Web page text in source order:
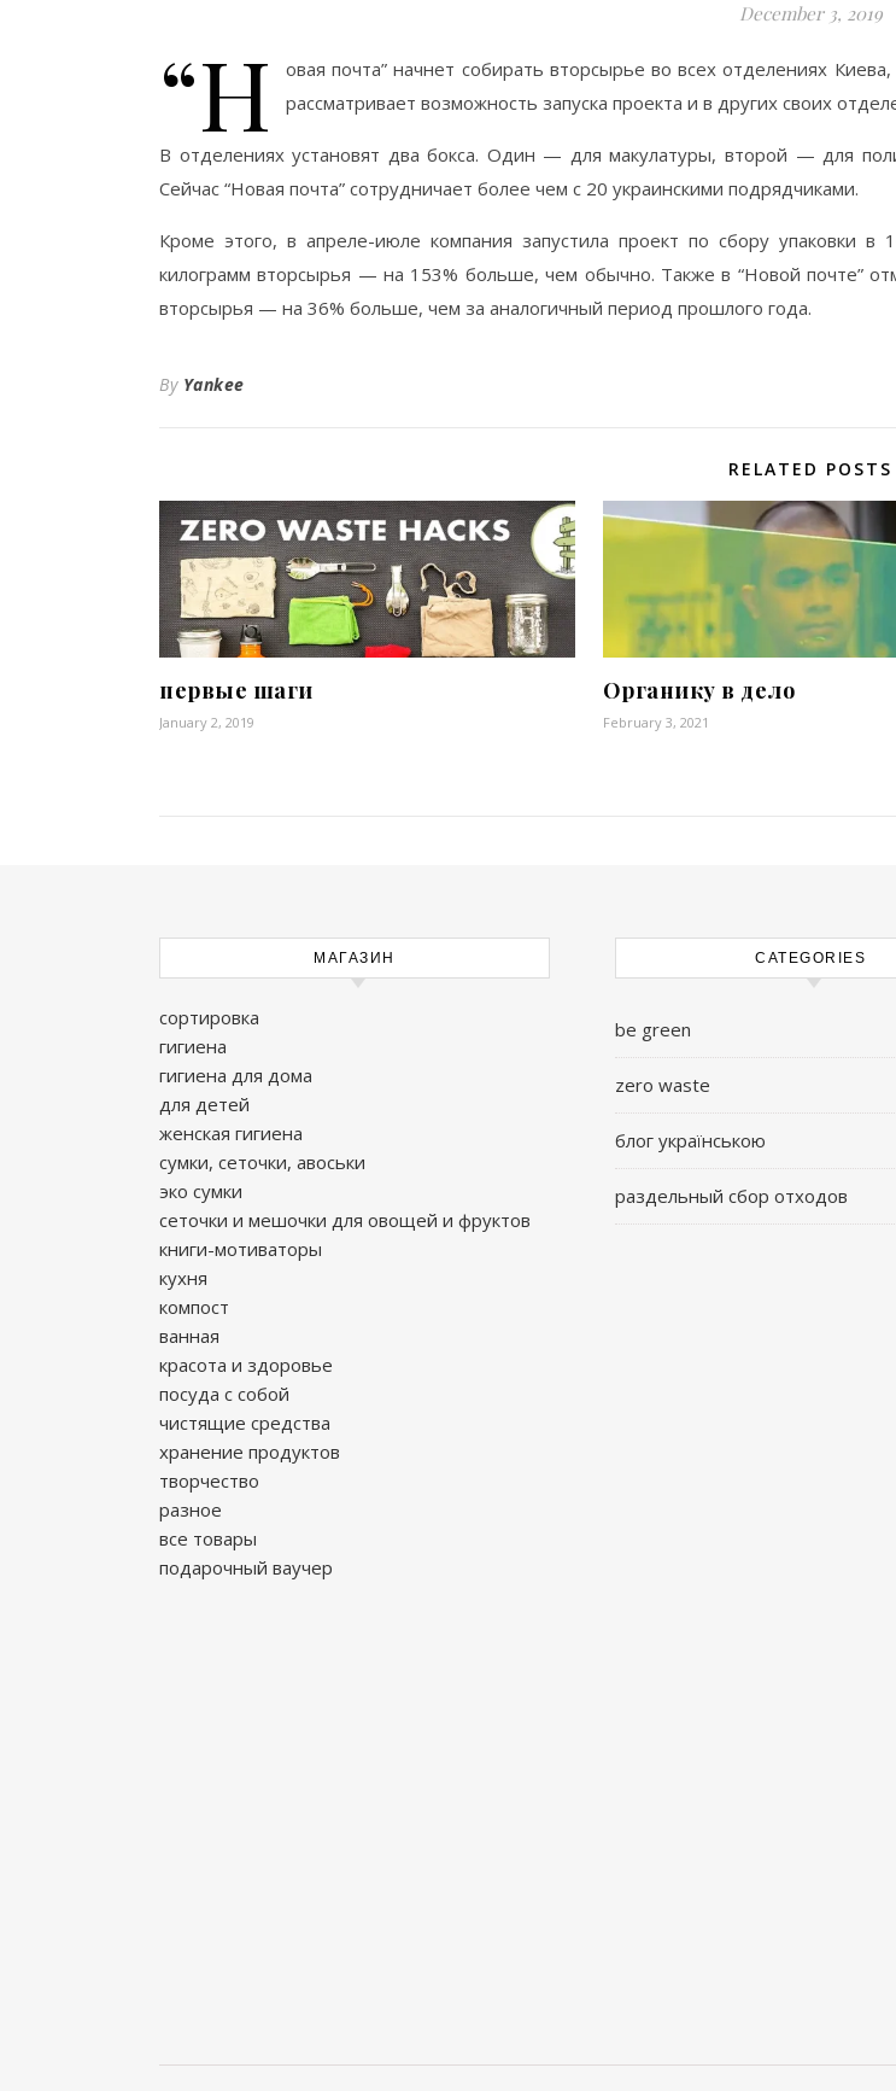
December 3, 2019
“Н
овая почта” начнет собирать вторсырье во всех отделениях
рассматривает возможность запуска проекта и в других своих
В отделениях установят два бокса. Один — для макулатуры, второй — для
Сейчас “Новая почта” сотрудничает более чем с 20 украинскими подрядчиками.
Кроме этого, в апреле-июле компания запустила проект по сбору упаковки в
килограмм вторсырья — на 153% больше, чем обычно. Также в “Новой почте”
вторсырья — на 36% больше, чем за аналогичный период прошлого года.
By Yankee
RELATED POSTS
первые шаги
January 2, 2019
Органику в дело
February 3, 2021
МАГАЗИН
сортировка
гигиена
гигиена для дома
для детей
женская гигиена
сумки, сеточки, авоськи
эко сумки
сеточки и мешочки для овощей и фруктов
книги-мотиваторы
кухня
компост
ванная
красота и здоровье
посуда с собой
чистящие средства
хранение продуктов
творчество
разное
все товары
подарочный ваучер
CATEGORIES
be green
zero waste
блог українською
раздельный сбор отходов